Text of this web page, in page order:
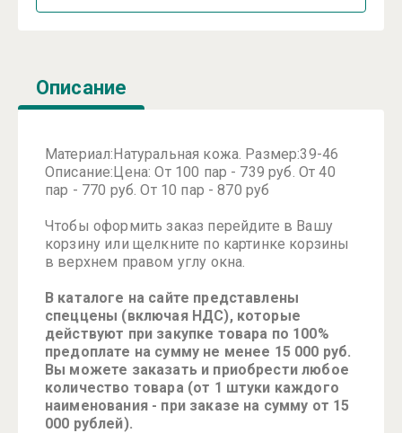
Описание
Материал:Натуральная кожа. Размер:39-46
Описание:Цена: От 100 пар - 739 руб. От 40
пар - 770 руб. От 10 пар - 870 руб
Чтобы оформить заказ перейдите в Вашу
корзину или щелкните по картинке корзины
в верхнем правом углу окна.
В каталоге на сайте представлены
спеццены (включая НДС), которые
действуют при закупке товара по 100%
предоплате на сумму не менее 15 000 руб.
Вы можете заказать и приобрести любое
количество товара (от 1 штуки каждого
наименования - при заказе на сумму от 15
000 рублей).